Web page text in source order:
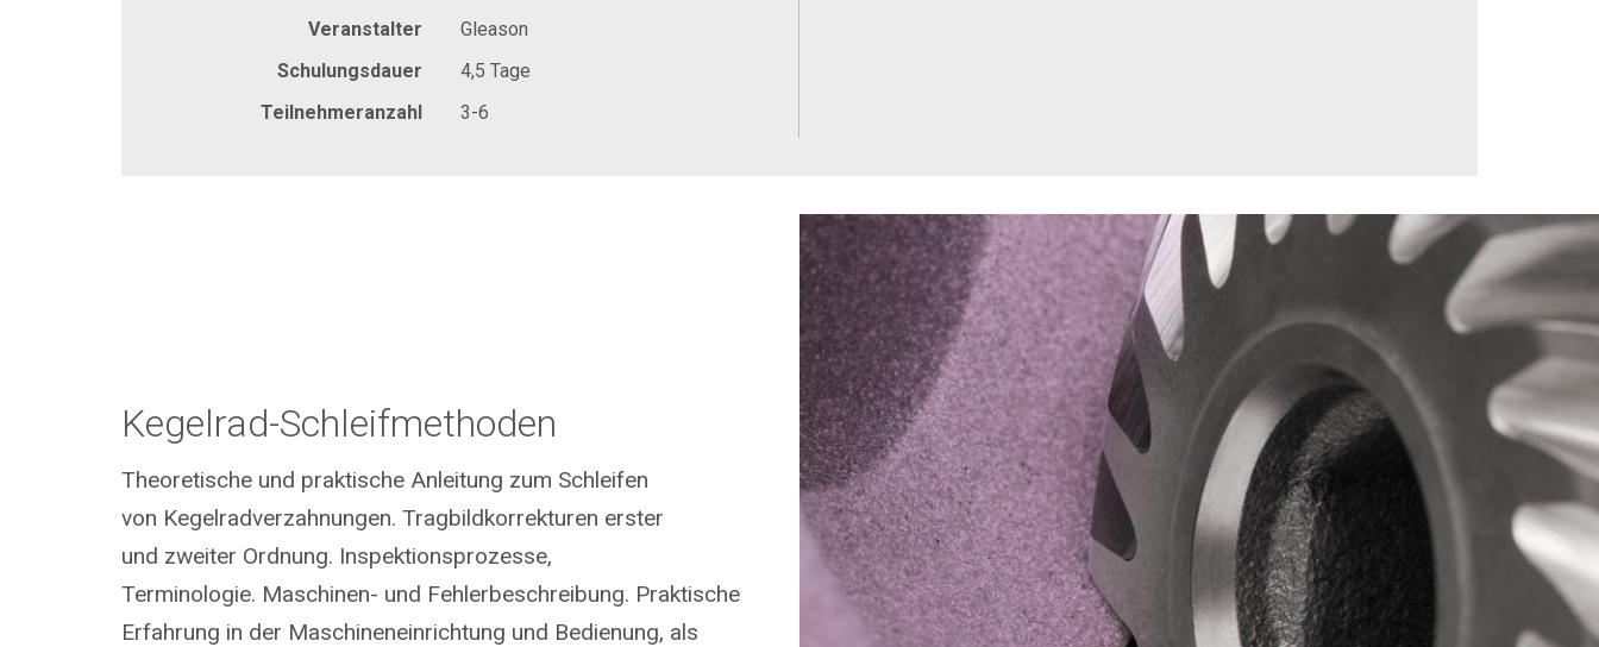
Veranstalter
Gleason
Schulungsdauer
4,5 Tage
Teilnehmeranzahl
3-6
Kegelrad-Schleifmethoden
Theoretische und praktische Anleitung zum Schleifen
von Kegelradverzahnungen. Tragbildkorrekturen erster
und zweiter Ordnung. Inspektionsprozesse,
Terminologie. Maschinen- und Fehlerbeschreibung. Praktische
Erfahrung in der Maschineneinrichtung und Bedienung, als